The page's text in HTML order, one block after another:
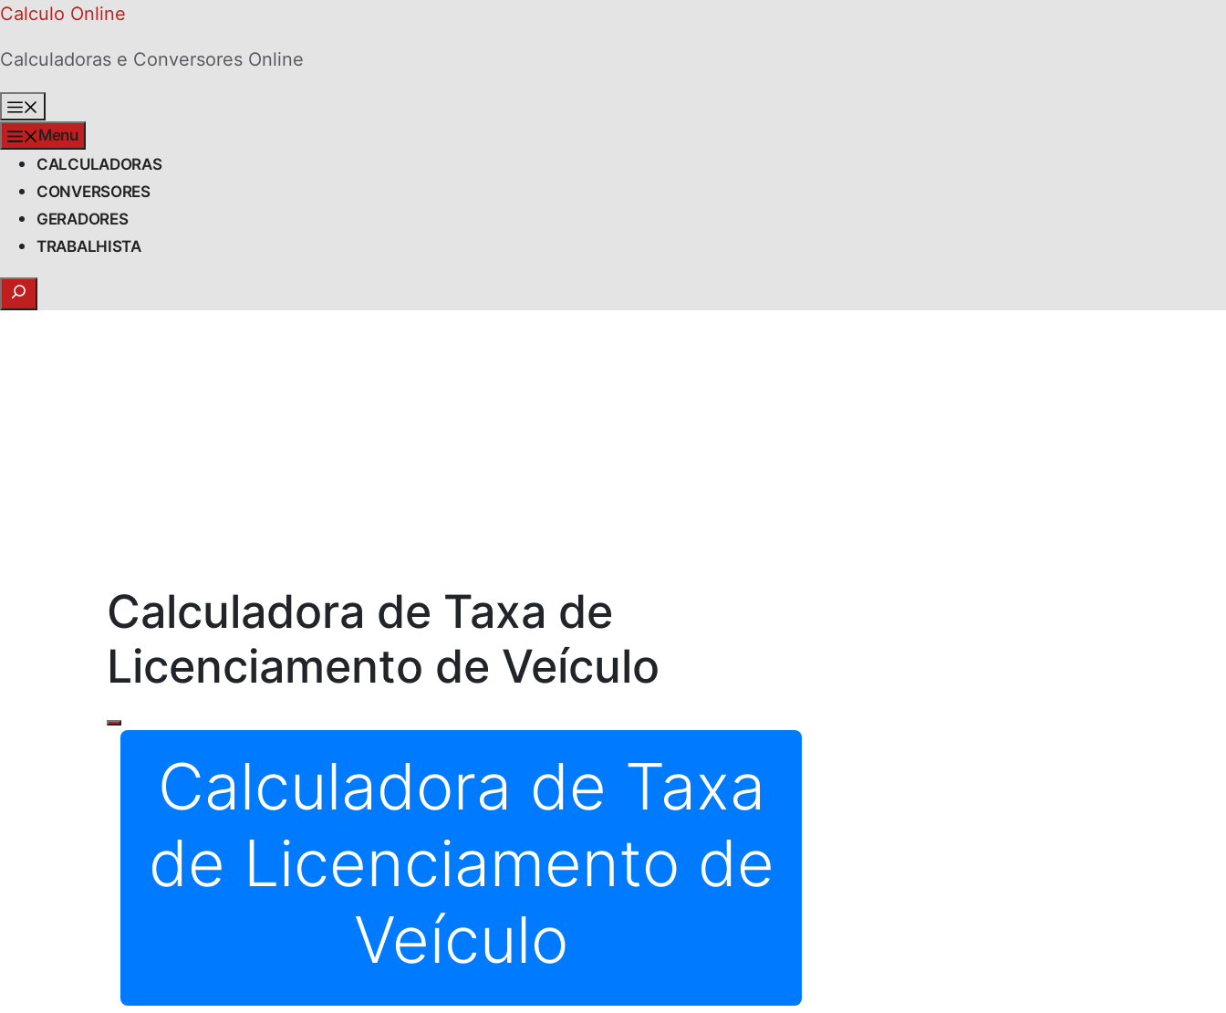
Skip
content
Calculo Online
Calculadoras e Conversores Online
Menu
CALCULADORAS
CONVERSORES
GERADORES
TRABALHISTA
Search
Calculadora de Taxa de
Licenciamento de Veículo
Calculadora de Taxa
de Licenciamento de
Veículo